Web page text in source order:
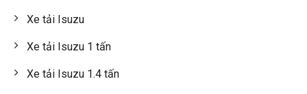
Xe tải Isuzu
Xe tải Isuzu 1 tấn
Xe tải Isuzu 1.4 tấn